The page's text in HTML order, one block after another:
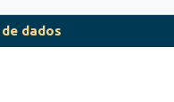
dados